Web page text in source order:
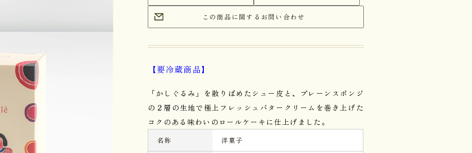
この商品に関するお問い合わせ
【要冷蔵商品】
「かしぐるみ」を散りばめたシュー皮と、プレーンスポンジ
の２層の生地で極上フレッシュバタークリームを巻き上げた
コクのある味わいのロールケーキに仕上げました。
名称 洋菓子